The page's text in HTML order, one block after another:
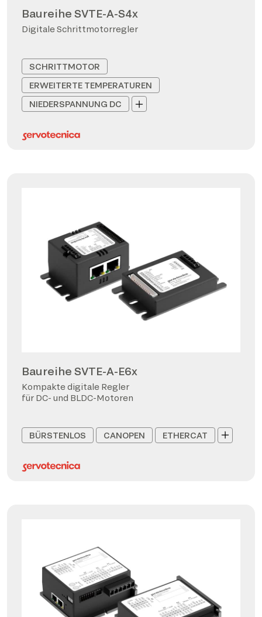
Baureihe SVTE-A-S4x
Digitale Schrittmotorregler
SCHRITTMOTOR
ERWEITERTE TEMPERATUREN
NIEDERSPANNUNG DC
Baureihe SVTE-A-E6x
Kompakte digitale Regler
für DC- und BLDC-Motoren
BÜRSTENLOS CANOPEN ETHERCAT